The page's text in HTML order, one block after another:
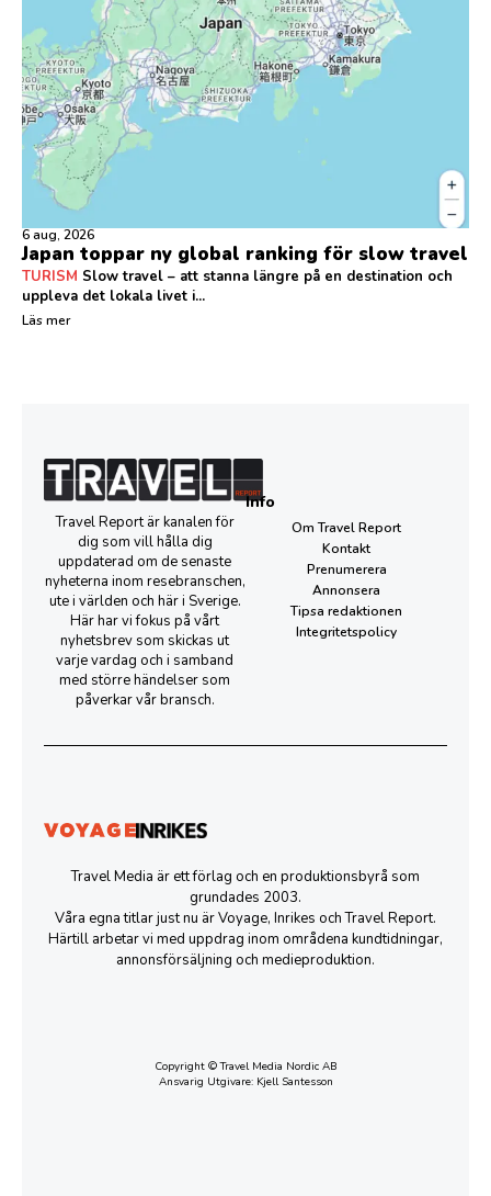
6 aug, 2026
Japan toppar ny global ranking för slow travel
TURISM Slow travel – att stanna längre på en destination och
uppleva det lokala livet i...
Läs mer
Travel Report är kanalen för
dig som vill hålla dig
uppdaterad om de senaste
nyheterna inom resebranschen,
ute i världen och här i Sverige.
Här har vi fokus på vårt
nyhetsbrev som skickas ut
varje vardag och i samband
med större händelser som
påverkar vår bransch.
Info
Om Travel Report
Kontakt
Prenumerera
Annonsera
Tipsa redaktionen
Integritetspolicy
Travel Media är ett förlag och en produktionsbyrå som
grundades 2003.
Våra egna titlar just nu är Voyage, Inrikes och Travel Report.
Härtill arbetar vi med uppdrag inom områdena kundtidningar,
annonsförsäljning och medieproduktion.
Copyright © Travel Media Nordic AB
Ansvarig Utgivare: Kjell Santesson